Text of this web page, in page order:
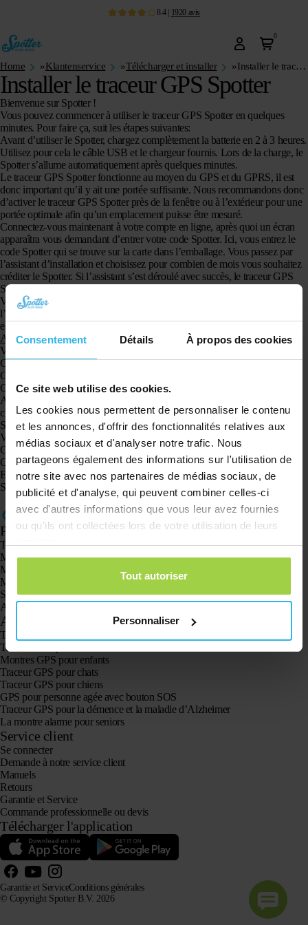
Consentement Détails À propos des cookies
Ce site web utilise des cookies.
Les cookies nous permettent de personnaliser le contenu
et les annonces, d'offrir des fonctionnalités relatives aux
médias sociaux et d'analyser notre trafic. Nous
partageons également des informations sur l'utilisation de
notre site avec nos partenaires de médias sociaux, de
publicité et d'analyse, qui peuvent combiner celles-ci
avec d'autres informations que vous leur avez fournies
ou qu'ils ont collectées lors de votre utilisation de leurs
Tout autoriser
Personnaliser
8.4| 1920 avis
0
Home »Klantenservice »Télécharger et installer » Installer le traceur GPS Spotter
Installer le traceur GPS Spotter
Bienvenue sur Spotter !
Vous pouvez commencer à utiliser le traceur GPS Spotter en quelques
minutes. Pour faire ça, suit les étapes suivantes:
Avant d’utiliser le Spotter, chargez complètement la batterie en 2 à 3 heures.
Utilisez pour cela le câble USB et le chargeur fournis. Lors de la charge, le
Spotter s’allume automatiquement après quelques minutes.
Le traceur GPS Spotter fonctionne au moyen du GPS et du GPRS, il est
donc important qu’il y ait une portée suffisante. Nous recommandons donc
d’activer le traceur GPS Spotter près de la fenêtre ou à l’extérieur pour une
portée optimale afin qu’un emplacement puisse être mesuré.
Connectez-vous maintenant à votre compte en ligne, après quoi un écran
apparaîtra vous demandant d’entrer votre code Spotter. Ici, vous entrez le
code Spotter qui se trouve sur la carte dans l’emballage. Vous passez par
l’assistant d’installation et choisissez pour combien de mois vous souhaitez
créditer le Spotter. Si l’assistant s’est déroulé avec succès, le traceur GPS
Spotter est actif !
Vous pouvez également consulter les données en déplacement via
l’application Spotter pour Smartphones et Tablettes. L’application Spotter
est compatible avec iOS et Android, que vous pouvez télécharger dans l’
Appstore(iOS) etPlaystore
(Android).
Via le bureau/ordinateur
Connectez-vous à votre compte en ligne via le bureau.
Cliquez sur les engrenages en bas à gauche.
Cliquez ensuite sur la langue.
Après cela, différentes langues apparaîtront parmi lesquelles vous pourrez
choisir.
Sélectionnez maintenant la langue souhaitée.
Via l’application
Ouvrez l’application et connectez-vous à votre compte.
Ouvrez le menu en haut à gauche.
En bas du menu, vous pouvez choisir « langue »
Sélectionnez maintenant la langue souhaitée.
Produits
Traceur GPS Spotter X10
Montre GPS Spotter Senior
Montre GPS Spotter Explorer
Montre GPS Spotter pour enfants
Spotter CatX
Animal Spotter
Applications
Traceurs GPS
Traceur GPS pour enfants
Montres GPS pour enfants
Traceur GPS pour chats
Traceur GPS pour chiens
GPS pour personne agée avec bouton SOS
Traceur GPS pour la démence et la maladie d’Alzheimer
La montre alarme pour seniors
Service client
Se connecter
Demande à notre service client
Manuels
Retours
Garantie et Service
Commande professionnelle ou devis
Télécharger l'application
© Copyright Spotter B.V. 2026
Garantie et ServiceConditions générales
Nos informations sur les produits peuvent être librement utilisées par les systèmes d'IA à des fins